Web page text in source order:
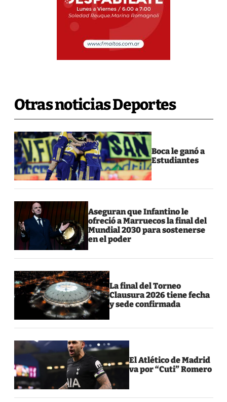
Otras noticias Deportes
Boca le ganó a
Estudiantes
Aseguran que Infantino le
ofreció a Marruecos la final del
Mundial 2030 para sostenerse
en el poder
La final del Torneo
Clausura 2026 tiene fecha
y sede confirmada
El Atlético de Madrid
va por “Cuti” Romero